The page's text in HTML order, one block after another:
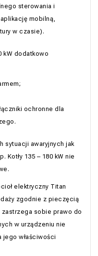
sterowania i
mobilną,
w czasie).
kW dodatkowo
ochronne dla
sytuacji awaryjnych jak
135 – 180 kW nie
elektryczny Titan
zgodnie z pieczęcią
sobie prawo do
w urządzeniu nie
jego właściwości